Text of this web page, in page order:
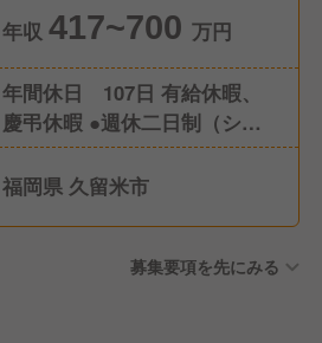
年収 417~700 万円
年間休日 107日 有給休暇、
慶弔休暇 ●週休二日制（シフ
ト制） ●産前産後休暇（取
得・復帰実績あり） ●育児休
福岡県 久留米市
募集要項を先にみる